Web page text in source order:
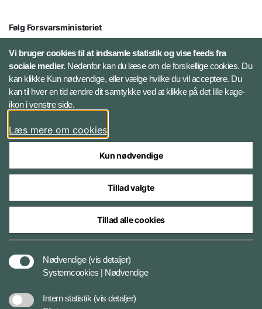
Følg Forsvarsministeriet
X
LinkedIn
Instagram
Styrelser og myndigheder under Forsvarsministeriet
Vi bruger cookies til at indsamle statistik og vise feeds fra
sociale medier.Nedenfor kan du læse om de forskellige cookies. Du
kan klikke Kun nødvendige, eller vælge hvilke du vil acceptere. Du
kan til hver en tid ændre dit samtykke ved at klikke på det lille kage-
ikon i venstre side.
Læs mere om cookies
Kun nødvendige
Tillad valgte
Tillad alle cookies
Nødvendige (vis detaljer)
Systemcookies | Nødvendige
Intern statistik (vis detaljer)